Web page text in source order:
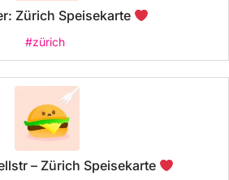
Zürich Speisekarte
#zürich
– Zürich Speisekarte